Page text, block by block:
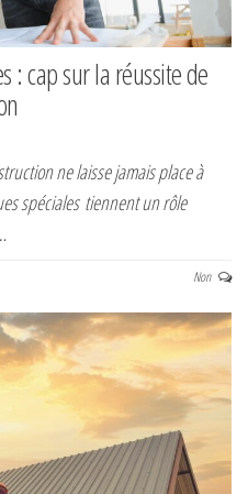
: cap sur la réussite de
ne laisse jamais place à
spéciales tiennent un rôle
Non